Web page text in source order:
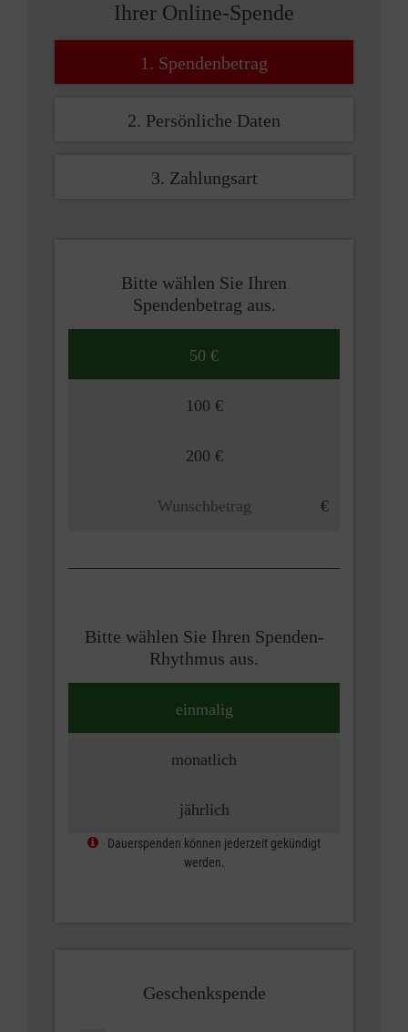
Ihrer Online-Spende
1. Spendenbetrag
2. Persönliche Daten
3. Zahlungsart
Bitte wählen Sie Ihren
Spendenbetrag aus.
50 €
100 €
200 €
Bitte wählen Sie Ihren Spenden-
Rhythmus aus.
einmalig
monatlich
jährlich
Dauerspenden können jederzeit gekündigt
werden.
Geschenkspende